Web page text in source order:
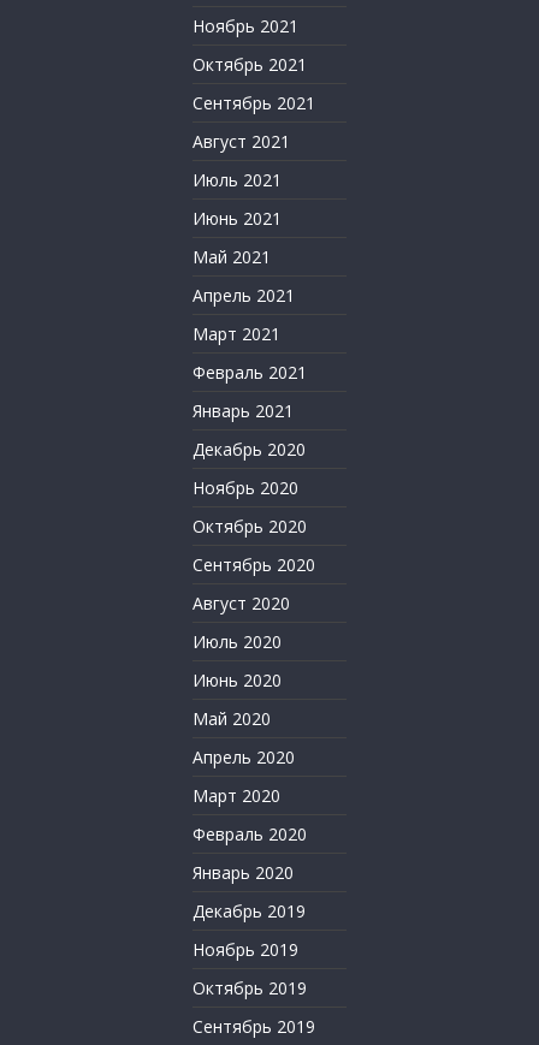
Ноябрь 2021
Октябрь 2021
Сентябрь 2021
Август 2021
Июль 2021
Июнь 2021
Май 2021
Апрель 2021
Март 2021
Февраль 2021
Январь 2021
Декабрь 2020
Ноябрь 2020
Октябрь 2020
Сентябрь 2020
Август 2020
Июль 2020
Июнь 2020
Май 2020
Апрель 2020
Март 2020
Февраль 2020
Январь 2020
Декабрь 2019
Ноябрь 2019
Октябрь 2019
Сентябрь 2019